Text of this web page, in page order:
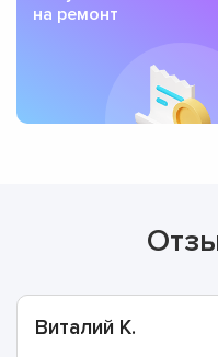
на ремонт
Виталий К.